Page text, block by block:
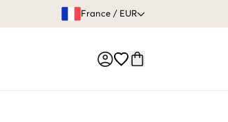
GARANTIE DE
France / EUR